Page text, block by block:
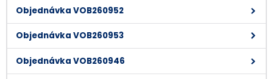
Objednávka VOB260952
Objednávka VOB260953
Objednávka VOB260946